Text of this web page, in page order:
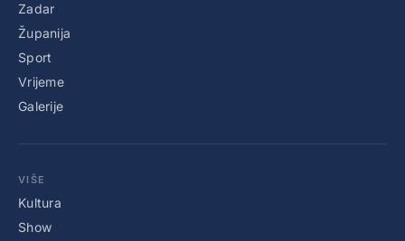
Zadar
Županija
Sport
Vrijeme
Galerije
VIŠE
Kultura
Show